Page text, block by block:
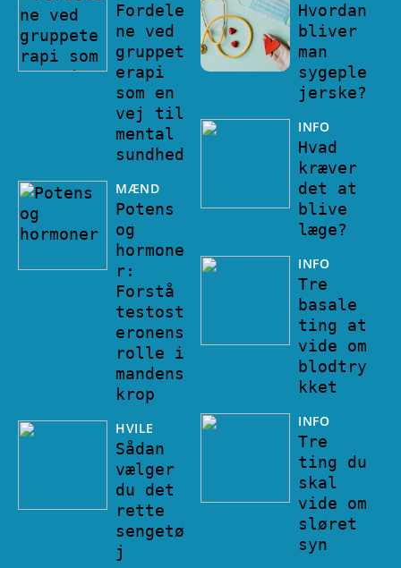
Fordele
ne ved
gruppet
erapi
som en
vej til
mental
sundhed
MÆND
Potens
og
hormone
r:
Forstå
testost
eronens
rolle i
mandens
krop
HVILE
Sådan
vælger
du det
rette
sengetø
j
Hvordan
bliver
man
sygeple
jerske?
INFO
Hvad
kræver
det at
blive
læge?
INFO
Tre
basale
ting at
vide om
blodtry
kket
INFO
Tre
ting du
skal
vide om
sløret
syn